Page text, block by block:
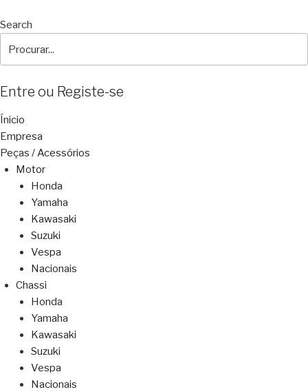
Search
Entre ou Registe-se
Ínicio
Empresa
Peças / Acessórios
Motor
Honda
Yamaha
Kawasaki
Suzuki
Vespa
Nacionais
Chassi
Honda
Yamaha
Kawasaki
Suzuki
Vespa
Nacionais